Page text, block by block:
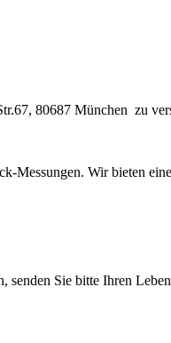
80687 München zu
Messungen. Wir bieten
Sie bitte Ihren